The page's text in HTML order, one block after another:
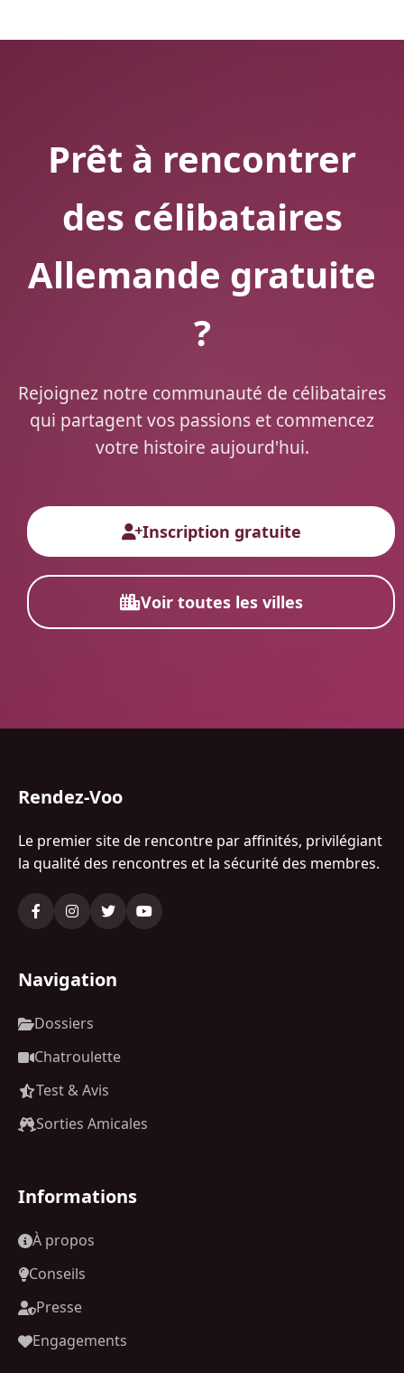
Prêt à rencontrer
des célibataires
Allemande gratuite
?
Rejoignez notre communauté de célibataires
qui partagent vos passions et commencez
votre histoire aujourd'hui.
Inscription gratuite
Voir toutes les villes
Rendez-Voo
Le premier site de rencontre par affinités, privilégiant
la qualité des rencontres et la sécurité des membres.
Navigation
Dossiers
Chatroulette
Test & Avis
Sorties Amicales
Informations
À propos
Conseils
Presse
Engagements